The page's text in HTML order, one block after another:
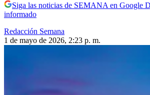
Siga las noticias de SEMANA en Google
informado
Redacción Semana
1 de mayo de 2026, 2:23 p. m.